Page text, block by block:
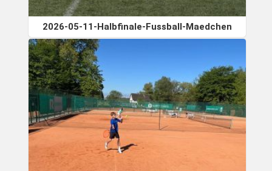
2026-05-11-Halbfinale-Fussball-Maedchen